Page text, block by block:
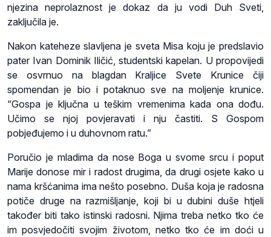
njezina neprolaznost je dokaz da ju vodi Duh Sveti,
zaključila je.
Nakon kateheze slavljena je sveta Misa koju je predslavio
pater Ivan Dominik Iličić, studentski kapelan. U propovijedi
se osvrnuo na blagdan Kraljice Svete Krunice čiji
spomendan je bio i potaknuo sve na moljenje krunice.
“Gospa je ključna u teškim vremenima kada ona dođu.
Učimo se njoj povjeravati i nju častiti. S Gospom
pobjeđujemo i u duhovnom ratu.”
Poručio je mladima da nose Boga u svome srcu i poput
Marije donose mir i radost drugima, da drugi osjete kako u
nama kršćanima ima nešto posebno. Duša koja je radosna
potiče druge na razmišljanje, koji bi u dubini duše htjeli
također biti tako istinski radosni. Njima treba netko tko će
im posvjedočiti svojim životom, netko tko će im doći u